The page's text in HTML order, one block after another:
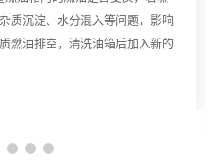
质沉淀、水分混入等问题，影响
燃油排空，清洗油箱后加入新的